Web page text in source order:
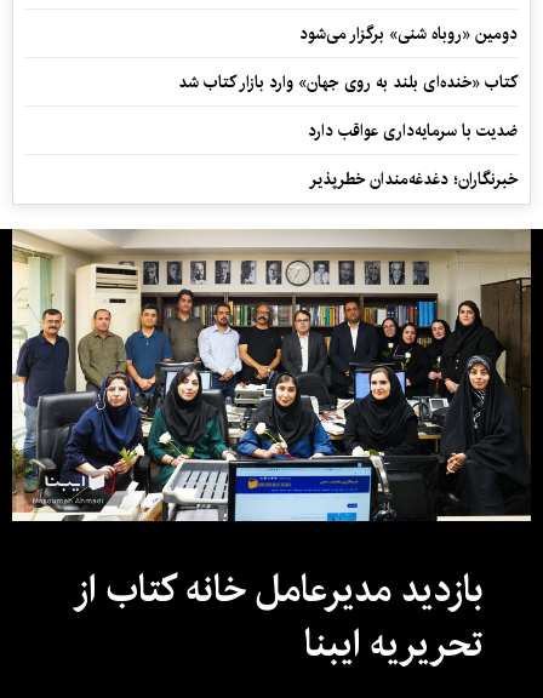
دومین «روباه شنی» برگزار می‌شود
کتاب «خنده‌ای بلند به روی جهان» وارد بازار کتاب شد
ضدیت با سرمایه‌داری عواقب دارد
خبرنگاران؛ دغدغه‌مندان خطرپذیر
بازدید مدیرعامل خانه کتاب از
تحریریه ایبنا